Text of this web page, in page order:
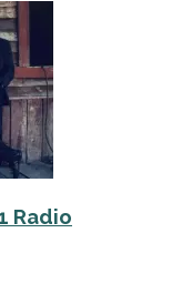
Radio